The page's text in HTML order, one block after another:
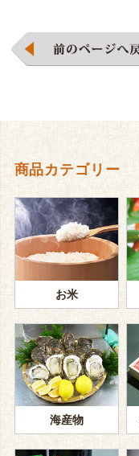
商品カテゴリー
お米
海産物